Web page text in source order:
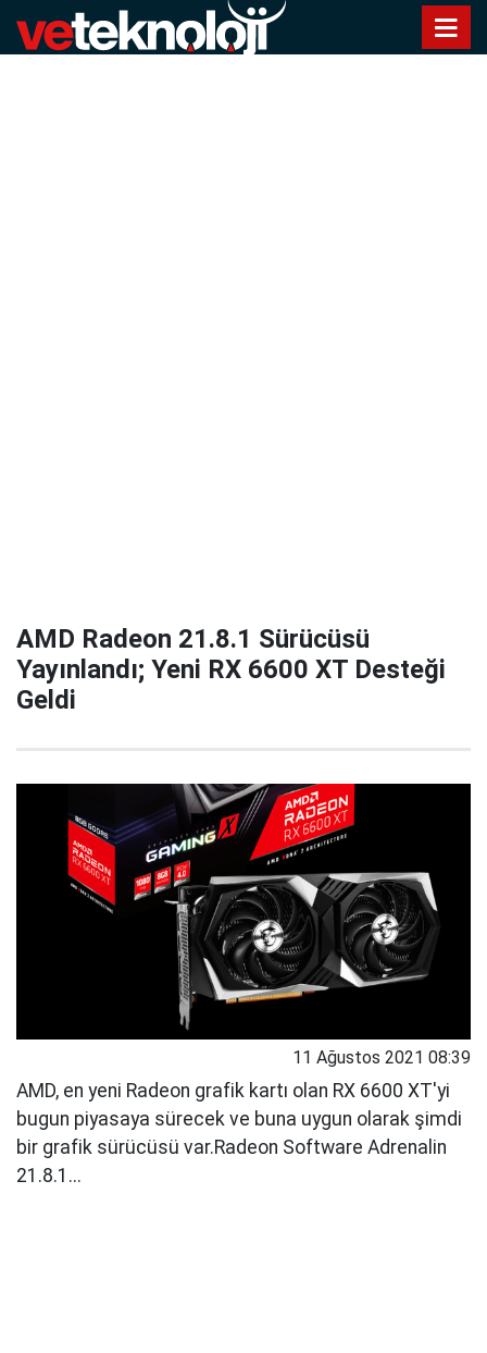
AMD Radeon 21.8.1 Sürücüsü
Yayınlandı; Yeni RX 6600 XT Desteği
Geldi
11 Ağustos 2021 08:39
AMD, en yeni Radeon grafik kartı olan RX 6600 XT'yi
bugun piyasaya sürecek ve buna uygun olarak şimdi
bir grafik sürücüsü var.Radeon Software Adrenalin
21.8.1...